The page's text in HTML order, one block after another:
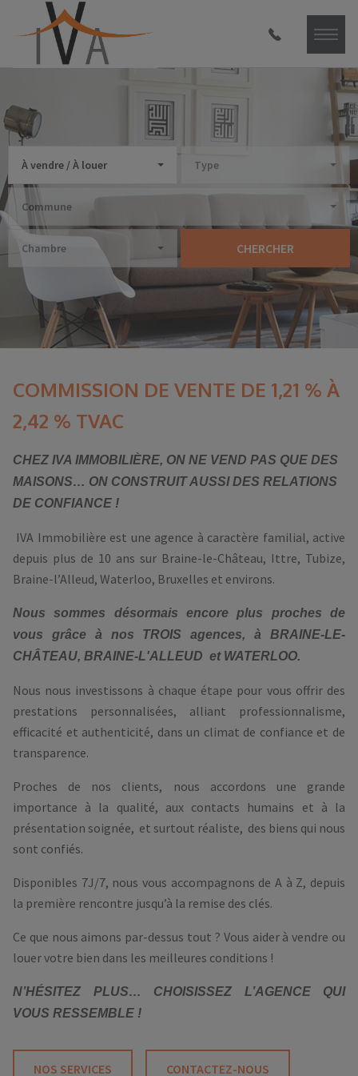
À vendre / À louer Type
Commune
Chambre CHERCHER
COMMISSION DE VENTE DE 1,21 % À
2,42 % TVAC
CHEZ IVA IMMOBILIÈRE, ON NE VEND PAS QUE DES
MAISONS… ON CONSTRUIT AUSSI DES RELATIONS
DE CONFIANCE !
IVA Immobilière est une agence à caractère familial, active
depuis plus de 10 ans sur Braine-le-Château, Ittre, Tubize,
Braine-l’Alleud, Waterloo, Bruxelles et environs.
Nous sommes désormais encore plus proches de
vous grâce à nos TROIS agences, à BRAINE-LE-
CHÂTEAU, BRAINE-L'ALLEUD et WATERLOO.
Nous nous investissons à chaque étape pour vous offrir des
prestations personnalisées, alliant professionnalisme,
efficacité et authenticité, dans un climat de confiance et de
transparence.
Proches de nos clients, nous accordons une grande
importance à la qualité, aux contacts humains et à la
présentation soignée, et surtout réaliste, des biens qui nous
sont confiés.
Disponibles 7J/7, nous vous accompagnons de A à Z, depuis
la première rencontre jusqu’à la remise des clés.
Ce que nous aimons par-dessus tout ? Vous aider à vendre ou
louer votre bien dans les meilleures conditions !
N’HÉSITEZ PLUS… CHOISISSEZ L’AGENCE QUI
VOUS RESSEMBLE !
NOS SERVICES CONTACTEZ-NOUS